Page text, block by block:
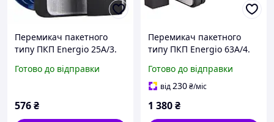
Перемикач пакетного
типу ПКП Energio 25А/3.
Готово до відправки
576₴
Перемикач пакетного
типу ПКП Energio 63А/4.
Готово до відправки
від230₴/міс
1 380₴